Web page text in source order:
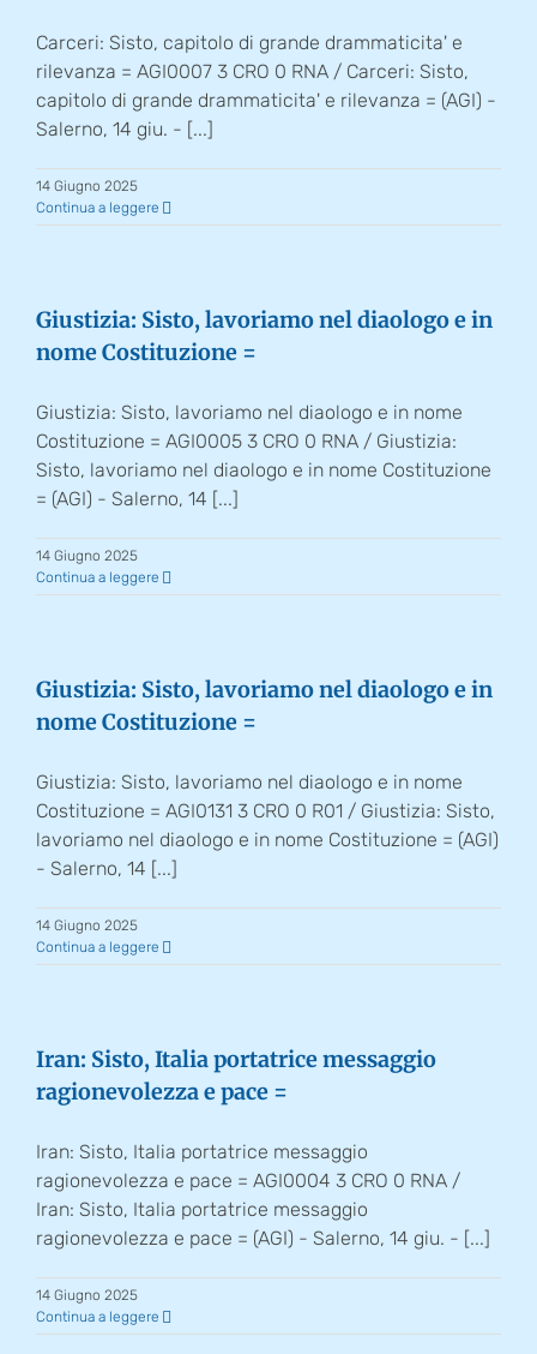
Carceri: Sisto, capitolo di grande drammaticita' e
rilevanza = AGI0007 3 CRO 0 RNA / Carceri: Sisto,
capitolo di grande drammaticita' e rilevanza = (AGI) -
Salerno, 14 giu. - [...]
14 Giugno 2025
Continua a leggere
Giustizia: Sisto, lavoriamo nel diaologo e in
nome Costituzione =
Giustizia: Sisto, lavoriamo nel diaologo e in nome
Costituzione = AGI0005 3 CRO 0 RNA / Giustizia:
Sisto, lavoriamo nel diaologo e in nome Costituzione
= (AGI) - Salerno, 14 [...]
14 Giugno 2025
Continua a leggere
Giustizia: Sisto, lavoriamo nel diaologo e in
nome Costituzione =
Giustizia: Sisto, lavoriamo nel diaologo e in nome
Costituzione = AGI0131 3 CRO 0 R01 / Giustizia: Sisto,
lavoriamo nel diaologo e in nome Costituzione = (AGI)
- Salerno, 14 [...]
14 Giugno 2025
Continua a leggere
Iran: Sisto, Italia portatrice messaggio
ragionevolezza e pace =
Iran: Sisto, Italia portatrice messaggio
ragionevolezza e pace = AGI0004 3 CRO 0 RNA /
Iran: Sisto, Italia portatrice messaggio
ragionevolezza e pace = (AGI) - Salerno, 14 giu. - [...]
14 Giugno 2025
Continua a leggere